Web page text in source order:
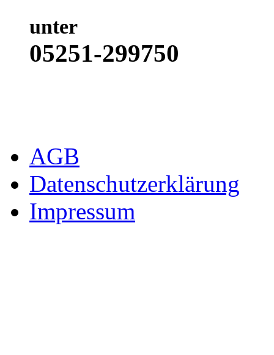
unter
05251-299750
AGB
Datenschutzerklärung
Impressum